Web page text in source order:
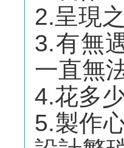
2.呈現
3.有無
一直無
4.花多
5.製作